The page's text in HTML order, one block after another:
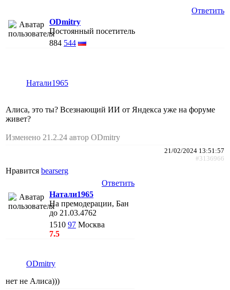
Ответить
ODmitry
Постоянный посетитель
884 544
Натали1965
Алиса, это ты? Всезнающий ИИ от Яндекса уже на форуме
живет?
Изменено 21.2.24 автор ODmitry
21/02/2024 13:51:57
#3136966
Нравится bearserg
Ответить
Натали1965
На премодерации, Бан
до 21.03.4762
1510 97 Москва
7.5
ODmitry
нет не Алиса)))